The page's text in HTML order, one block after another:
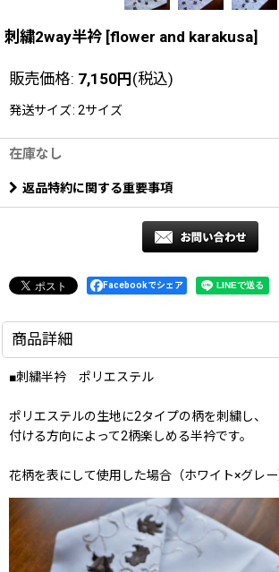
刺繍2way半衿 [flower and karakusa]
販売価格: 7,150円(税込)
発送サイズ: 2サイズ
在庫なし
返品特約に関する重要事項
Facebookでシェア
商品詳細
■刺繍半衿 ポリエステル
ポリエステルの生地に2タイプの柄を刺繍し、
付ける方向によって2柄楽しめる半衿です。
花柄を表にして使用した場合（ホワイト×グレー